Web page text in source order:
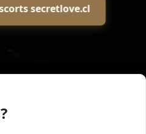
secretlove.cl